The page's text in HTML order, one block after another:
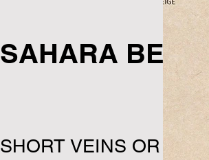
SAHARA BEIGE
SHORT VEINS OR